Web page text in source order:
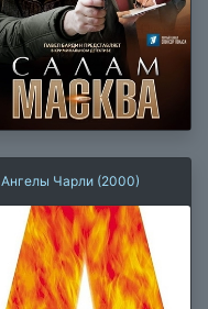
Ангелы Чарли (2000)